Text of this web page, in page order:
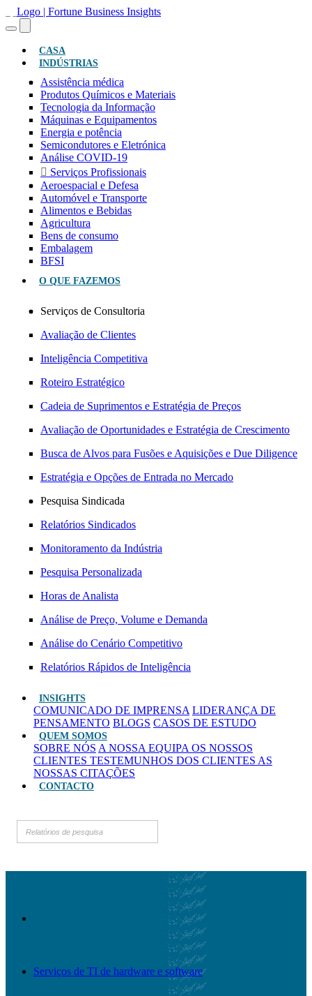
CASA
INDÚSTRIAS
Assistência médica
Produtos Químicos e Materiais
Tecnologia da Informação
Máquinas e Equipamentos
Energia e potência
Semicondutores e Eletrónica
Análise COVID-19
Serviços Profissionais
Aeroespacial e Defesa
Automóvel e Transporte
Alimentos e Bebidas
Agricultura
Bens de consumo
Embalagem
BFSI
O QUE FAZEMOS
Serviços de Consultoria
Avaliação de Clientes
Inteligência Competitiva
Roteiro Estratégico
Cadeia de Suprimentos e Estratégia de Preços
Avaliação de Oportunidades e Estratégia de Crescimento
Busca de Alvos para Fusões e Aquisições e Due Diligence
Estratégia e Opções de Entrada no Mercado
Pesquisa Sindicada
Relatórios Sindicados
Monitoramento da Indústria
Pesquisa Personalizada
Horas de Analista
Análise de Preço, Volume e Demanda
Análise do Cenário Competitivo
Relatórios Rápidos de Inteligência
INSIGHTS
COMUNICADO DE IMPRENSA LIDERANÇA DE
PENSAMENTO BLOGS CASOS DE ESTUDO
QUEM SOMOS
SOBRE NÓS A NOSSA EQUIPA OS NOSSOS
CLIENTES TESTEMUNHOS DOS CLIENTES AS
NOSSAS CITAÇÕES
CONTACTO
Serviços de TI de hardware e software